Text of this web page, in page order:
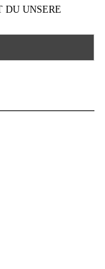
DU UNSERE